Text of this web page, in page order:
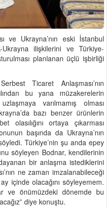
ve Ukrayna’nın eski İstanbul
ilişkilerini ve Türkiye-
planlanan üçlü işbirliği
Ticaret Anlaşması’nın
bu yana müzakerelerin
varılmamış olması
bazı benzer ürünlerin
olasılığını ortaya çıkarması
başında da Ukrayna’nın
Türkiye’nin şu anda epey
söyleyen Bodnar, kendilerinin
bir anlaşma istediklerini
ne zaman imzalanabileceği
içinde olacağını söyleyemem.
ve önümüzdeki dönemde bu
diye konuştu.